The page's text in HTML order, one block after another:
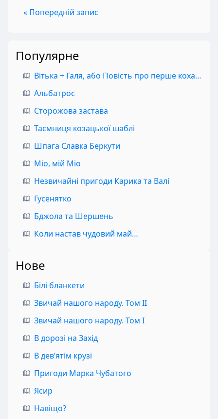
« Попередній запис
Популярне
Вітька + Галя, або Повість про перше кохання
Альбатрос
Сторожова застава
Таємниця козацької шаблі
Шпага Славка Беркути
Міо, мій Міо
Незвичайні пригоди Карика та Валі
Гусенятко
Бджола та Шершень
Коли настав чудовий май…
Нове
Білі бланкети
Звичай нашого народу. Том II
Звичай нашого народу. Том I
В дорозі на Захід
В дев’ятім крузі
Пригоди Марка Чубатого
Ясир
Навіщо?